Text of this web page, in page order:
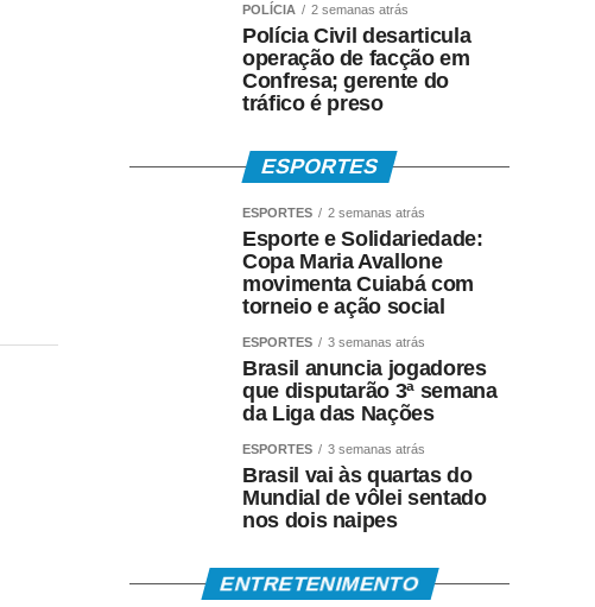
POLÍCIA 2 semanas atrás
Polícia Civil desarticula
operação de facção em
Confresa; gerente do
tráfico é preso
ESPORTES
ESPORTES 2 semanas atrás
Esporte e Solidariedade:
Copa Maria Avallone
movimenta Cuiabá com
torneio e ação social
ESPORTES 3 semanas atrás
Brasil anuncia jogadores
que disputarão 3ª semana
da Liga das Nações
ESPORTES 3 semanas atrás
Brasil vai às quartas do
Mundial de vôlei sentado
nos dois naipes
ENTRETENIMENTO